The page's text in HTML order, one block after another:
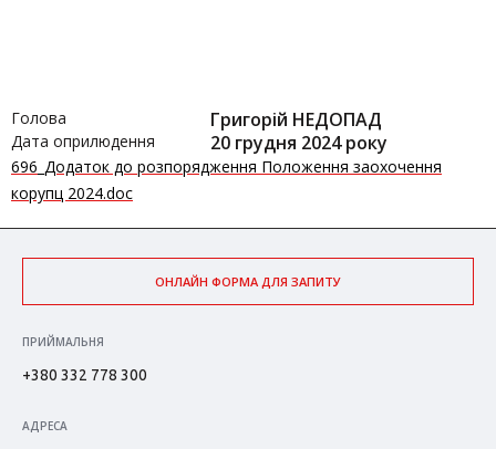
696_Додаток до розпорядження Положення заохочення
корупц 2024.doc
Голова Григорій НЕДОПАД
Дата оприлюдення 20 грудня 2024 року
ОНЛАЙН ФОРМА ДЛЯ ЗАПИТУ
ПРИЙМАЛЬНЯ
+380 332 778 300
АДРЕСА